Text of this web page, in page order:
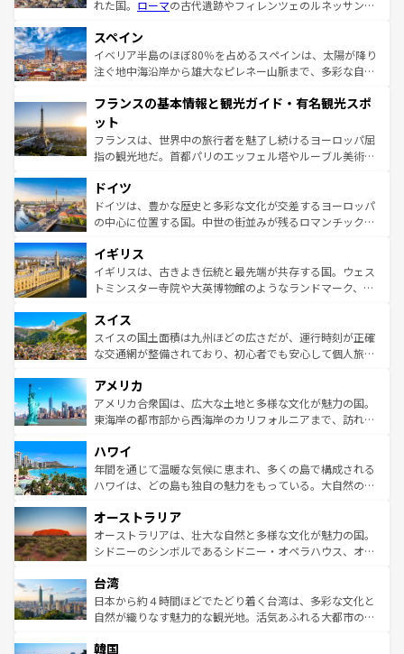
れた国。 ローマの古代遺跡やフィレンツェのルネッサンス
ろん、トスカーナの美しい田園風景やアマルフィ海岸の絶
景など、自然景観も見逃せない。観光の合間には、本場の
ピザやパスタなど、絶品のイタリア料理を堪能することも
ませてくれるイタリアで、忘れられない旅をしてみよう！
なお、新着のイタリア情報は
しい。
スペイン
イベリア半島のほぼ80％を占めるスペインは、太陽が降り
注ぐ地中海沿岸から雄大なピレネー山脈まで、多彩な自然
文化が根付くこの国では、情熱的なフラメンコ、熱気あふ
れる闘牛、そして美味しいタパスが生活の一部となってい
る。首都マドリードの洗練された雰囲気や、バルセロナの
アートに溢れた街角から、地方では古代ローマ遺跡や中世
せる。地方によって風土や気候が異なるスペインはその個
性で訪れる人を魅了する。 なお、新着のスペイン情報は コ
ンテンツ一覧を参照してほしい。
フランスの基本情報と観光ガイド・有名観光スポ
ット
フランスは、世界中の旅行者を魅了し続けるヨーロッパ屈
指の観光地だ。首都パリのエッフェル塔やルーブル美術館
で、幅広い魅力が詰まっている。華麗な宮殿、歴史的な大
聖堂、美しいビーチ、そして豊かな自然が、訪れる者を心
から魅了する。また、フランスは美食の国としても知ら
いる。シャンパンの発祥地であるランス、プロヴァンスの
香り高いラベンダー畑など、多彩な楽しみ方が可能だ。さ
らに、パリ以外の地域にも魅力が溢れており、どの街角に
れる地方に足を運ぶとそれぞれで全く異なる文化を体験で
きるだろう。 なお、新着のフランス情報はコンテンツ一覧
を参照してほしい。
ドイツ
ドイツは、豊かな歴史と多彩な文化が交差するヨーロッパ
の中心に位置する国。中世の街並みが残るロマンチック街
顔を持つこの国は、どこを歩いても飽きることがない。ベ
ルリンの文化的活気、バイエルン州のアルプスの絶景、そ
してライン川沿いのワイン畑といった風景は必見。ビール
は、お酒好きな人にはぜひ体験してほしい。 なお、新着の
ドイツ情報はコンテンツ一覧を参照してほしい。
イギリス
イギリスは、古きよき伝統と最先端が共存する国。ウェス
トミンスター寺院や大英博物館のようなランドマーク、歴
リアごとに異なる魅力がある。また、優雅なアフタヌーン
ティー、ビール好きにはたまらない英国パブ、サッカー観
戦など、本場だからこそできる体験も豊富。イギリスを旅
ンツ一覧を参照してほしい。
スイス
スイスの国土面積は九州ほどの広さだが、運行時刻が正確
な交通網が整備されており、初心者でも安心して個人旅行
の建物がそのまま残る町や、スイスならではのユニークな
博物館もあり、アルプス観光だけでなく町歩きも満喫する
ことができる。国民の所得が高いため物価も高いが、旅行
ば市内交通費無料で観光を楽しむこともできる。 なお、新
着のスイス情報はコンテンツ一覧 を参照してほしい。
アメリカ
アメリカ合衆国は、広大な土地と多様な文化が魅力の国。
東海岸の都市部から西海岸のカリフォルニアまで、訪れる
のような巨大都市は、観光、ショッピング、エンターテイ
ンメントが詰まった刺激的なスポットだ。一方、アメリカ
西部には大自然が広がり、グランドキャニオンやイエロー
部のニューオーリンズでは、音楽と美食が融合した独特の
文化が魅力。旅行者はアメリカの各地域で異なる魅力を楽
しみながら、その多様性と豊かな歴史を感じることができ
ならではの贅沢な旅のスタイルだ。 なお、新着のアメリカ
情報はコンテンツ一覧を参照してほしい。
ハワイ
年間を通じて温暖な気候に恵まれ、多くの島で構成される
ハワイは、どの島も独自の魅力をもっている。大自然の神
ワイ島は見逃せない。また、定番の観光地といえばオアフ
島だが、静かな自然を求めるならマウイ島やカウアイ島が
おすすめ。エメラルドグリーンに輝く海をはじめ、豊かな
れるおもてなしの心で訪れる人々を迎えてくれるハワイの
人々、おいしいローカルフードやハワイアンミュージッ
ク、伝統的なフラダンスなど、すべてがハワイの魅力を彩
ワイを、存分に味わってほしい。 なお、新着のハワイ情報
オーストラリア
オーストラリアは、壮大な自然と多様な文化が魅力の国。
シドニーのシンボルであるシドニー・オペラハウス、オー
リアリーフや大陸中央部にそびえるウルル（エアーズロッ
ク）、タスマニアの美しい原生林やケアンズの熱帯雨林な
ど、見どころがたくさん。また、カフェやワイン、オージ
いる。アクティビティも充実しており、サーフィンやダイ
台湾
日本から約４時間ほどでたどり着く台湾は、多彩な文化と
自然が織りなす魅力的な観光地。活気あふれる大都市の台
ン）、静ひつな山岳地帯である台湾東部など、都市の喧騒
韓国